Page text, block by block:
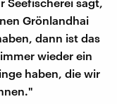
Grönlandhai
dann ist das
wieder ein
haben, die wir